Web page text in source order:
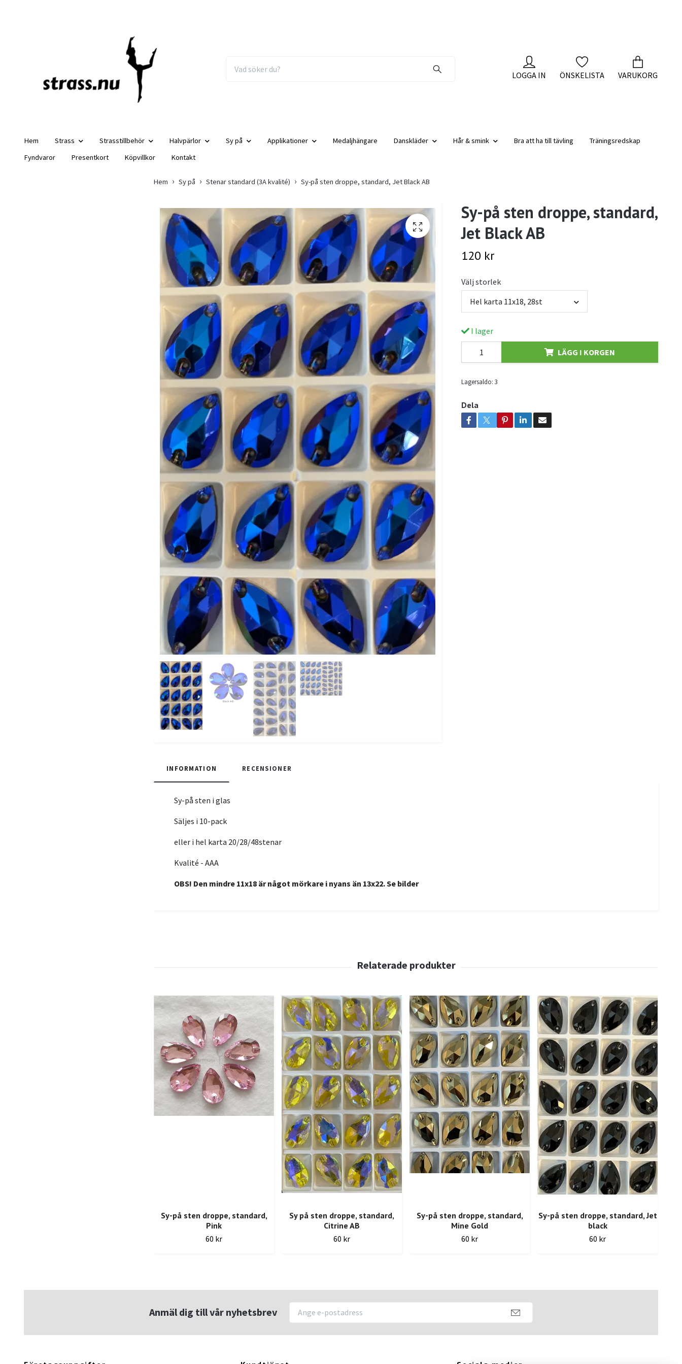
LOGGA IN ÖNSKELISTA VARUKORG
Hem Strass Strasstillbehör Halvpärlor Sy på Applikationer Medaljhängare Danskläder Hår & smink Bra att ha till tävling
Träningsredskap
Fyndvaror
Presentkort Köpvillkor Kontakt
Hem Sy på Stenar standard (3A kvalité) Sy-på sten droppe, standard, Jet Black AB
Sy-på sten droppe, standard,
Jet Black AB
120 kr
Välj storlek
Hel karta 11x18, 28st
I lager
LÄGG I KORGEN
Lagersaldo: 3
Dela
INFORMATION RECENSIONER
Sy-på sten i glas
Säljes i 10-pack
eller i hel karta 20/28/48stenar
Kvalité - AAA
OBS! Den mindre 11x18 är något mörkare i nyans än 13x22. Se bilder
Sy-på sten droppe, standard,
Pink
60 kr
Sy på sten droppe, standard,
Citrine AB
60 kr
Sy-på sten droppe, standard,
Mine Gold
60 kr
Sy-på sten droppe, standard, Jet
black
60 kr
Anmäl dig till vår nyhetsbrev